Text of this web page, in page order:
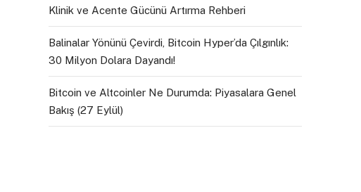
Klinik ve Acente Gücünü Artırma Rehberi
Balinalar Yönünü Çevirdi, Bitcoin Hyper’da Çılgınlık:
30 Milyon Dolara Dayandı!
Bitcoin ve Altcoinler Ne Durumda: Piyasalara Genel
Bakış (27 Eylül)